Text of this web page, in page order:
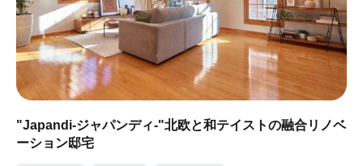
"Japandi-ジャパンディ-"北欧と和テイストの融合リノベ
ーション邸宅